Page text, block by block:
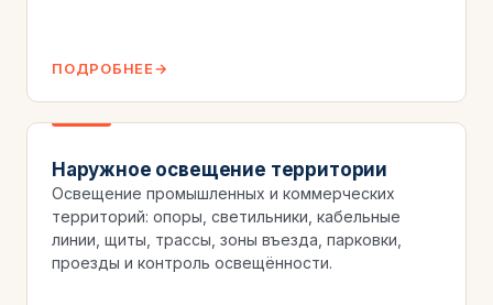
ПОДРОБНЕЕ
Наружное освещение территории
Освещение промышленных и коммерческих
территорий: опоры, светильники, кабельные
линии, щиты, трассы, зоны въезда, парковки,
проезды и контроль освещённости.